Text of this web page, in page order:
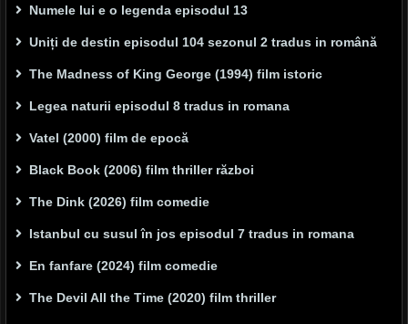
Numele lui e o legenda episodul 13
Uniți de destin episodul 104 sezonul 2 tradus in română
The Madness of King George (1994) film istoric
Legea naturii episodul 8 tradus in romana
Vatel (2000) film de epocă
Black Book (2006) film thriller război
The Dink (2026) film comedie
Istanbul cu susul în jos episodul 7 tradus in romana
En fanfare (2024) film comedie
The Devil All the Time (2020) film thriller